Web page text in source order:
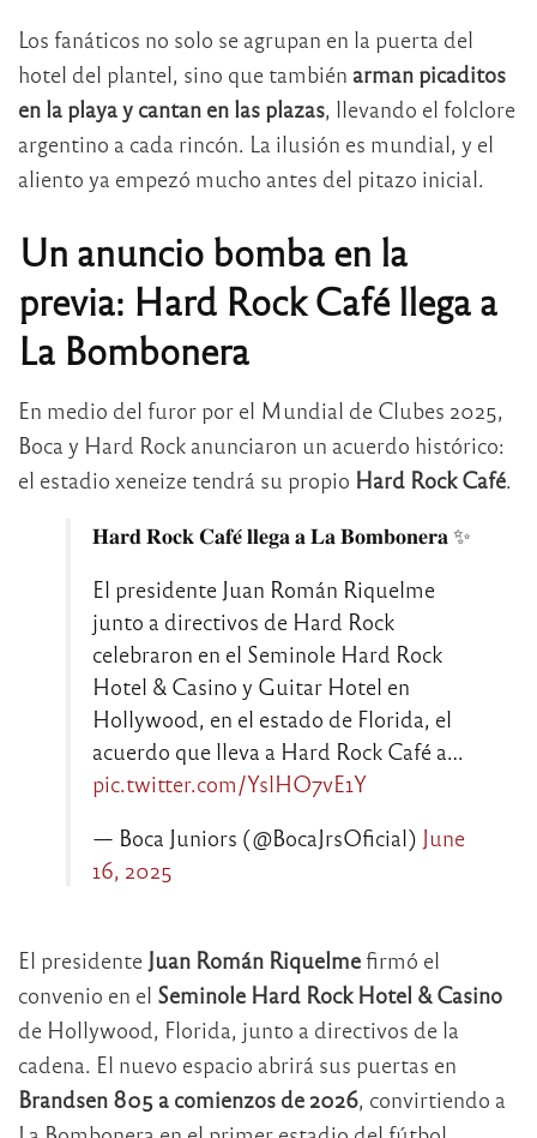
Los fanáticos no solo se agrupan en la puerta del
hotel del plantel, sino que también arman picaditos
en la playa y cantan en las plazas, llevando el folclore
argentino a cada rincón. La ilusión es mundial, y el
aliento ya empezó mucho antes del pitazo inicial.
Un anuncio bomba en la
previa: Hard Rock Café llega a
La Bombonera
En medio del furor por el Mundial de Clubes 2025,
Boca y Hard Rock anunciaron un acuerdo histórico:
el estadio xeneize tendrá su propio Hard Rock Café.
𝐇𝐚𝐫𝐝 𝐑𝐨𝐜𝐤 𝐂𝐚𝐟𝐞́ 𝐥𝐥𝐞𝐠𝐚 𝐚 𝐋𝐚 𝐁𝐨𝐦𝐛𝐨𝐧𝐞𝐫𝐚 ✨
El presidente Juan Román Riquelme
junto a directivos de Hard Rock
celebraron en el Seminole Hard Rock
Hotel & Casino y Guitar Hotel en
Hollywood, en el estado de Florida, el
acuerdo que lleva a Hard Rock Café a…
pic.twitter.com/YslHO7vE1Y
— Boca Juniors (@BocaJrsOficial) June
16, 2025
El presidente Juan Román Riquelme firmó el
convenio en el Seminole Hard Rock Hotel & Casino
de Hollywood, Florida, junto a directivos de la
cadena. El nuevo espacio abrirá sus puertas en
Brandsen 805 a comienzos de 2026, convirtiendo a